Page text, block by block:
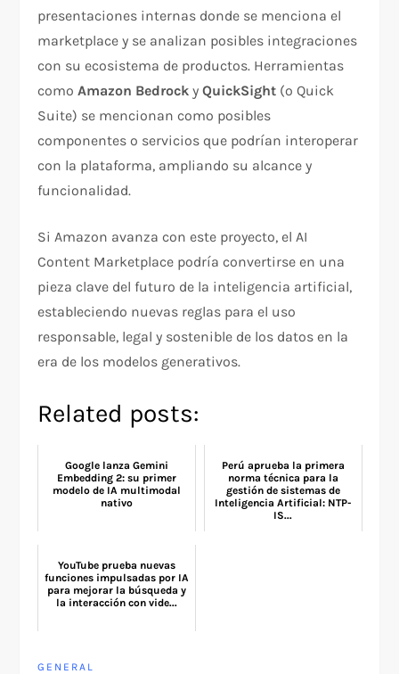
presentaciones internas donde se menciona el
marketplace y se analizan posibles integraciones
con su ecosistema de productos. Herramientas
comoAmazon Bedrock yQuickSight (o Quick
Suite) se mencionan como posibles
componentes o servicios que podrían interoperar
con la plataforma, ampliando su alcance y
funcionalidad.
Si Amazon avanza con este proyecto, el AI
Content Marketplace podría convertirse en una
pieza clave del futuro de la inteligencia artificial,
estableciendo nuevas reglas para el uso
responsable, legal y sostenible de los datos en la
era de los modelos generativos.
Related posts:
Google lanza Gemini
Embedding 2: su primer
modelo de IA multimodal
nativo
Perú aprueba la primera
norma técnica para la
gestión de sistemas de
Inteligencia Artificial: NTP-
IS...
YouTube prueba nuevas
funciones impulsadas por IA
para mejorar la búsqueda y
la interacción con vide...
GENERAL